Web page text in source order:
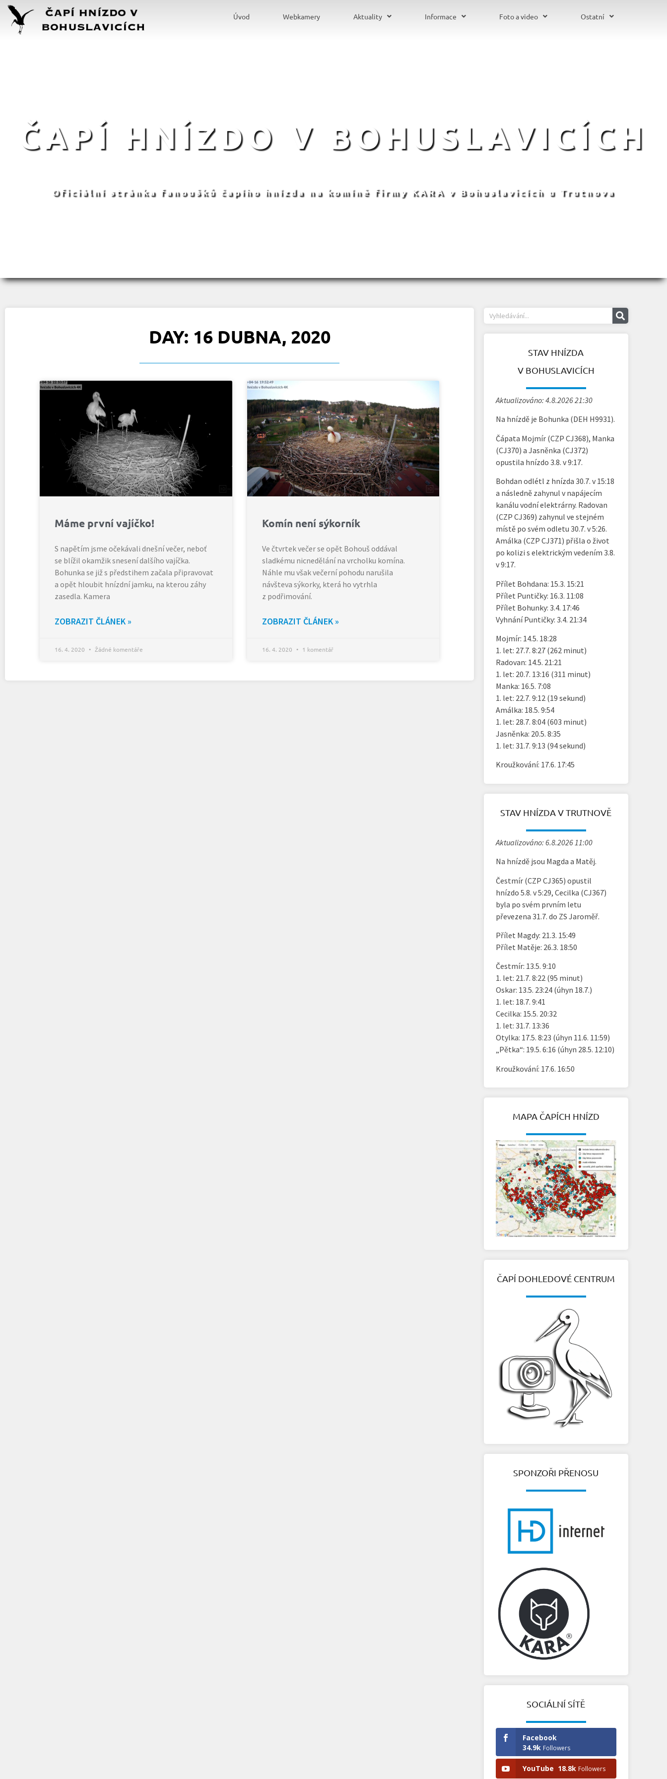
Úvod Webkamery Aktuality Informace Foto a video Ostatní
ČAPÍ HNÍZDO V BOHUSLAVICÍCH
Oficiální stránka fanoušků čapího hnízda na komíně firmy KARA v Bohuslavicích u Trutnova
DAY: 16 DUBNA, 2020
Máme první vajíčko!
S napětím jsme očekávali dnešní večer, neboť
se blížil okamžik snesení dalšího vajíčka.
Bohunka se již s předstihem začala připravovat
a opět hloubit hnízdní jamku, na kterou záhy
zasedla. Kamera
ZOBRAZIT ČLÁNEK »
16. 4. 2020 Žádné komentáře
Komín není sýkorník
Ve čtvrtek večer se opět Bohouš oddával
sladkému nicnedělání na vrcholku komína.
Náhle mu však večerní pohodu narušila
návšteva sýkorky, která ho vytrhla
z podřimování.
ZOBRAZIT ČLÁNEK »
16. 4. 2020 1 komentář
STAV HNÍZDA
V BOHUSLAVICÍCH
Aktualizováno: 4.8.2026 21:30
Na hnízdě je Bohunka (DEH H9931).
Čápata Mojmír (CZP CJ368), Manka
(CJ370) a Jasněnka (CJ372)
opustila hnízdo 3.8. v 9:17.
Bohdan odlétl z hnízda 30.7. v 15:18
a následně zahynul v napájecím
kanálu vodní elektrárny. Radovan
(CZP CJ369) zahynul ve stejném
místě po svém odletu 30.7. v 5:26.
Amálka (CZP CJ371) přišla o život
po kolizi s elektrickým vedením 3.8.
v 9:17.
Přílet Bohdana: 15.3. 15:21
Přílet Puntičky: 16.3. 11:08
Přílet Bohunky: 3.4. 17:46
Vyhnání Puntičky: 3.4. 21:34
Mojmír: 14.5. 18:28
1. let: 27.7. 8:27 (262 minut)
Radovan: 14.5. 21:21
1. let: 20.7. 13:16 (311 minut)
Manka: 16.5. 7:08
1. let: 22.7. 9:12 (19 sekund)
Amálka: 18.5. 9:54
1. let: 28.7. 8:04 (603 minut)
Jasněnka: 20.5. 8:35
1. let: 31.7. 9:13 (94 sekund)
Kroužkování: 17.6. 17:45
STAV HNÍZDA V TRUTNOVĚ
Aktualizováno: 6.8.2026 11:00
Na hnízdě jsou Magda a Matěj.
Čestmír (CZP CJ365) opustil
hnízdo 5.8. v 5:29, Cecilka (CJ367)
byla po svém prvním letu
převezena 31.7. do ZS Jaroměř.
Přílet Magdy: 21.3. 15:49
Přílet Matěje: 26.3. 18:50
Čestmír: 13.5. 9:10
1. let: 21.7. 8:22 (95 minut)
Oskar: 13.5. 23:24 (úhyn 18.7.)
1. let: 18.7. 9:41
Cecilka: 15.5. 20:32
1. let: 31.7. 13:36
Otylka: 17.5. 8:23 (úhyn 11.6. 11:59)
„Pětka“: 19.5. 6:16 (úhyn 28.5. 12:10)
Kroužkování: 17.6. 16:50
MAPA ČAPÍCH HNÍZD
ČAPÍ DOHLEDOVÉ CENTRUM
SPONZOŘI PŘENOSU
SOCIÁLNÍ SÍTĚ
Facebook
34.9k Followers
YouTube 18.8k Followers